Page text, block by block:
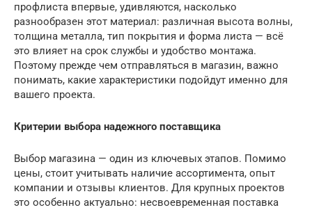
профлиста впервые, удивляются, насколько
разнообразен этот материал: различная высота волны,
толщина металла, тип покрытия и форма листа — всё
это влияет на срок службы и удобство монтажа.
Поэтому прежде чем отправляться в магазин, важно
понимать, какие характеристики подойдут именно для
вашего проекта.
Критерии выбора надежного поставщика
Выбор магазина — один из ключевых этапов. Помимо
цены, стоит учитывать наличие ассортимента, опыт
компании и отзывы клиентов. Для крупных проектов
это особенно актуально: несвоевременная поставка